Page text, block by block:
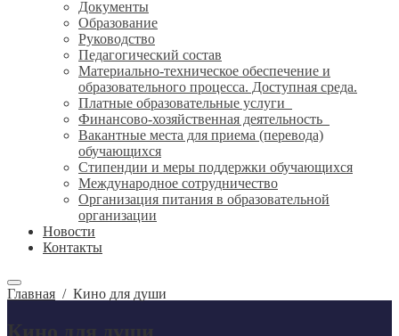
Документы
Образование
Руководство
Педагогический состав
Материально-техническое обеспечение и
образовательного процесса. Доступная среда.
Платные образовательные услуги
Финансово-хозяйственная деятельность
Вакантные места для приема (перевода)
обучающихся
Стипендии и меры поддержки обучающихся
Международное сотрудничество
Организация питания в образовательной
организации
Новости
Контакты
Главная / Кино для души